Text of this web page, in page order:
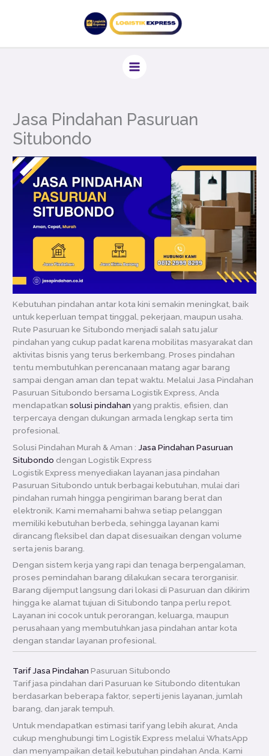
Jasa Pindahan Pasuruan
Situbondo
Kebutuhan pindahan antar kota kini semakin meningkat, baik
untuk keperluan tempat tinggal, pekerjaan, maupun usaha.
Rute Pasuruan ke Situbondo menjadi salah satu jalur
pindahan yang cukup padat karena mobilitas masyarakat dan
aktivitas bisnis yang terus berkembang. Proses pindahan
tentu membutuhkan perencanaan matang agar barang
sampai dengan aman dan tepat waktu. Melalui Jasa Pindahan
Pasuruan Situbondo bersama Logistik Express, Anda
mendapatkansolusi pindahan yang praktis, efisien, dan
terpercaya dengan dukungan armada lengkap serta tim
profesional.
Solusi Pindahan Murah & Aman : Jasa Pindahan Pasuruan
Situbondo dengan Logistik Express
Logistik Express menyediakan layanan jasa pindahan
Pasuruan Situbondo untuk berbagai kebutuhan, mulai dari
pindahan rumah hingga pengiriman barang berat dan
elektronik. Kami memahami bahwa setiap pelanggan
memiliki kebutuhan berbeda, sehingga layanan kami
dirancang fleksibel dan dapat disesuaikan dengan volume
serta jenis barang.
Dengan sistem kerja yang rapi dan tenaga berpengalaman,
proses pemindahan barang dilakukan secara terorganisir.
Barang dijemput langsung dari lokasi di Pasuruan dan dikirim
hingga ke alamat tujuan di Situbondo tanpa perlu repot.
Layanan ini cocok untuk perorangan, keluarga, maupun
perusahaan yang membutuhkan jasa pindahan antar kota
dengan standar layanan profesional.
Tarif Jasa Pindahan Pasuruan Situbondo
Tarif jasa pindahan dari Pasuruan ke Situbondo ditentukan
berdasarkan beberapa faktor, seperti jenis layanan, jumlah
barang, dan jarak tempuh.
Untuk mendapatkan estimasi tarif yang lebih akurat, Anda
cukup menghubungi tim Logistik Express melalui WhatsApp
dan menyampaikan detail kebutuhan pindahan Anda. Kami